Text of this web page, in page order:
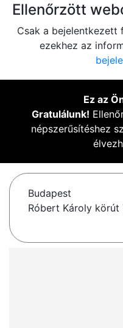
Ellenőrzött
Csak a bejelentkezett
ezekhez az
Ez az
Gratulálunk!
népszerűsítéshez
Budapest
Róbert Károly körút